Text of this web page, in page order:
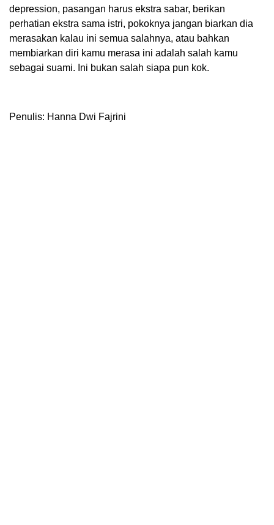
depression, pasangan harus ekstra sabar, berikan
perhatian ekstra sama istri, pokoknya jangan biarkan dia
merasakan kalau ini semua salahnya, atau bahkan
membiarkan diri kamu merasa ini adalah salah kamu
sebagai suami. Ini bukan salah siapa pun kok.
Penulis: Hanna Dwi Fajrini